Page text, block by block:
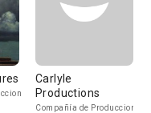
Carlyle
Productions
Compañía de Produccion